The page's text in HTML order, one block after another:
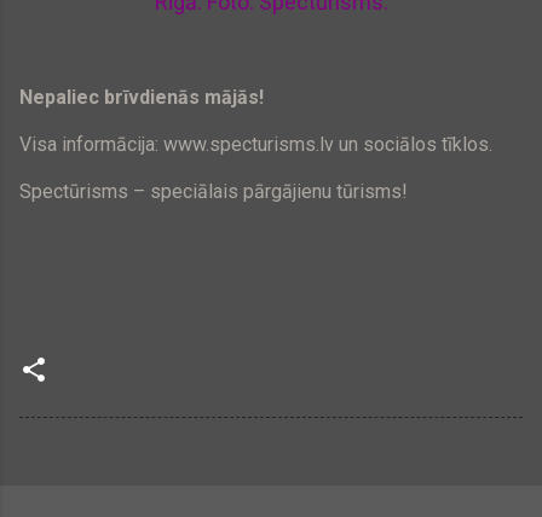
Nepaliec brīvdienās mājās!
Visa informācija: www.specturisms.lv un sociālos tīklos.
Spectūrisms – speciālais pārgājienu tūrisms!